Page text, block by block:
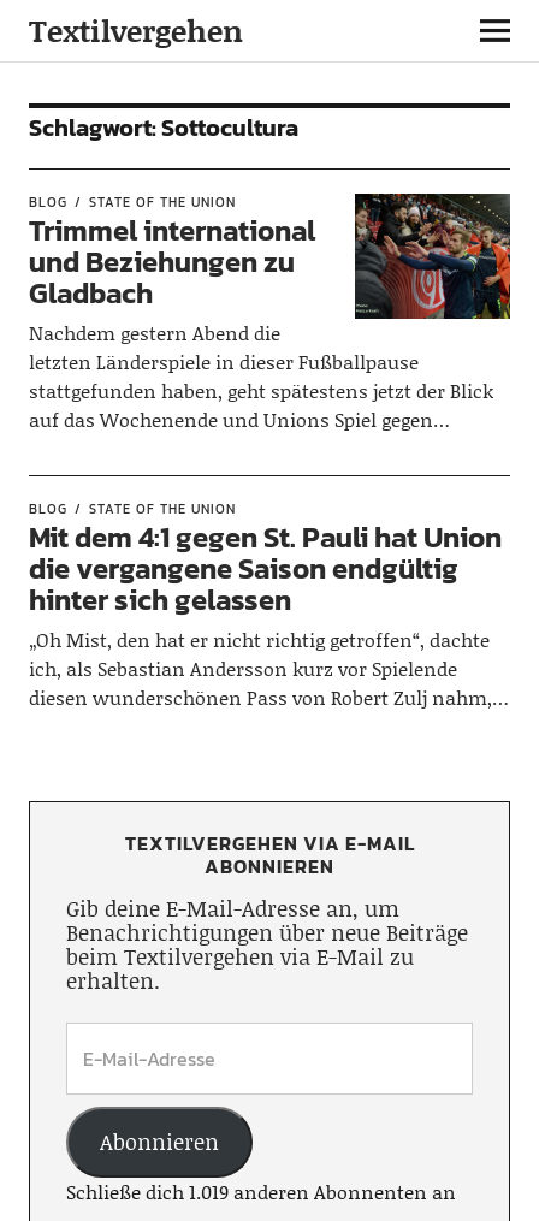
Textilvergehen
Schlagwort:Sottocultura
BLOG STATE OF THE UNION
Trimmel international
und Beziehungen zu
Gladbach
Nachdem gestern Abend die
letzten Länderspiele in dieser Fußballpause
stattgefunden haben, geht spätestens jetzt der Blick
auf das Wochenende und Unions Spiel gegen…
BLOG STATE OF THE UNION
Mit dem 4:1 gegen St. Pauli hat Union
die vergangene Saison endgültig
hinter sich gelassen
„Oh Mist, den hat er nicht richtig getroffen“, dachte
ich, als Sebastian Andersson kurz vor Spielende
diesen wunderschönen Pass von Robert Zulj nahm,…
TEXTILVERGEHEN VIA E-MAIL
ABONNIEREN
Gib deine E-Mail-Adresse an, um
Benachrichtigungen über neue Beiträge
beim Textilvergehen via E-Mail zu
erhalten.
Abonnieren
Schließe dich 1.019 anderen Abonnenten an